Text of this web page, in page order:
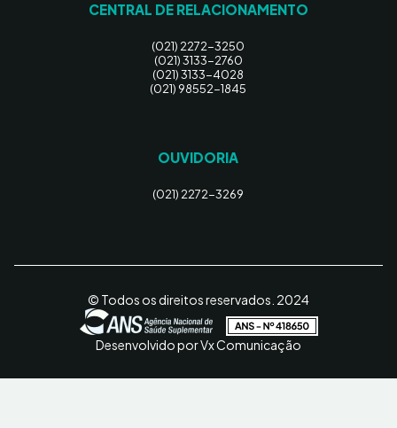
CENTRAL DE RELACIONAMENTO
(021) 2272-3250
(021) 3133-2760
(021) 3133-4028
(021) 98552-1845
OUVIDORIA
(021) 2272-3269
© Todos os direitos reservados. 2024
Desenvolvido por Vx Comunicação